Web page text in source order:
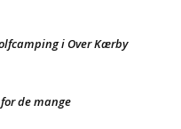
i Over Kærby
de mange